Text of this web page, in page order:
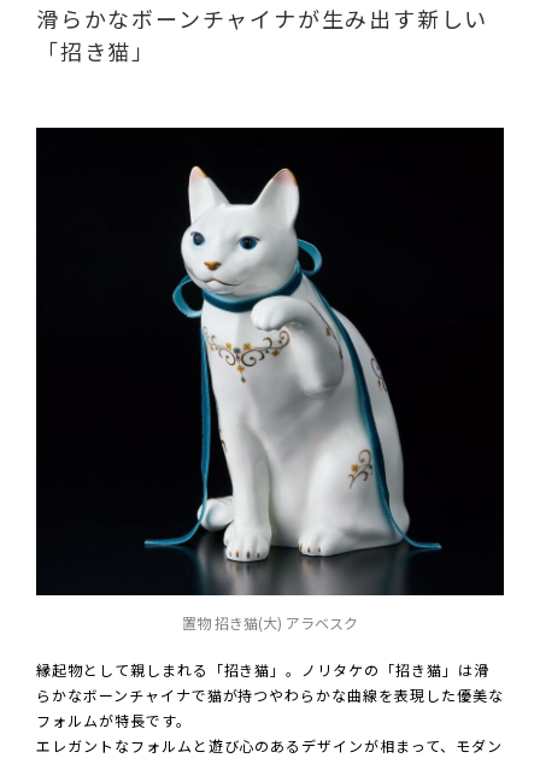
滑らかなボーンチャイナが生み出す新しい
「招き猫」
置物 招き猫(大) アラベスク
縁起物として親しまれる「招き猫」。ノリタケの「招き猫」は滑
らかなボーンチャイナで猫が持つやわらかな曲線を表現した優美な
フォルムが特長です。
エレガントなフォルムと遊び心のあるデザインが相まって、モダン